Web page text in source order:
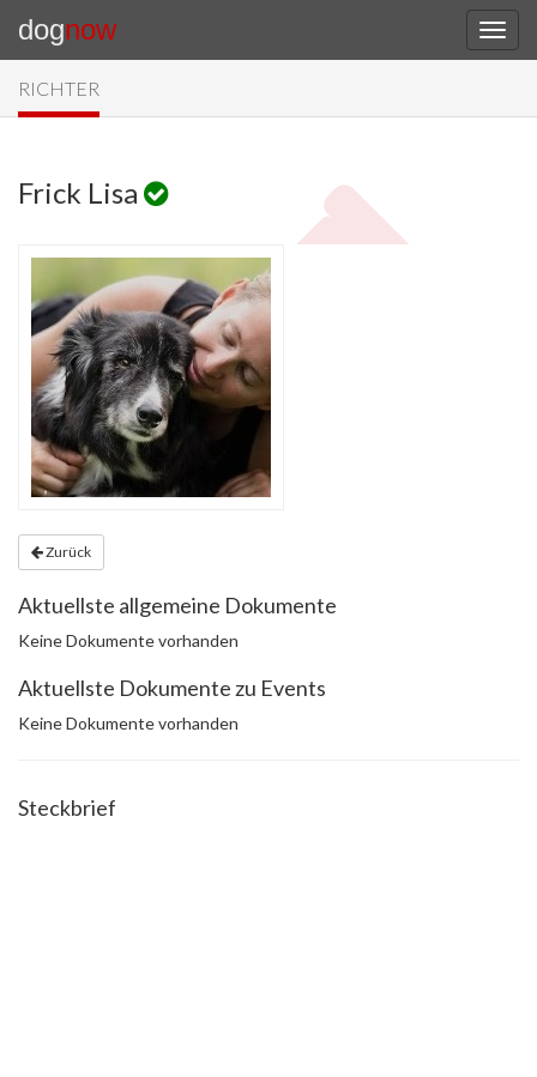
dognow
RICHTER
Frick Lisa
Zurück
Aktuellste allgemeine Dokumente
Keine Dokumente vorhanden
Aktuellste Dokumente zu Events
Keine Dokumente vorhanden
Steckbrief